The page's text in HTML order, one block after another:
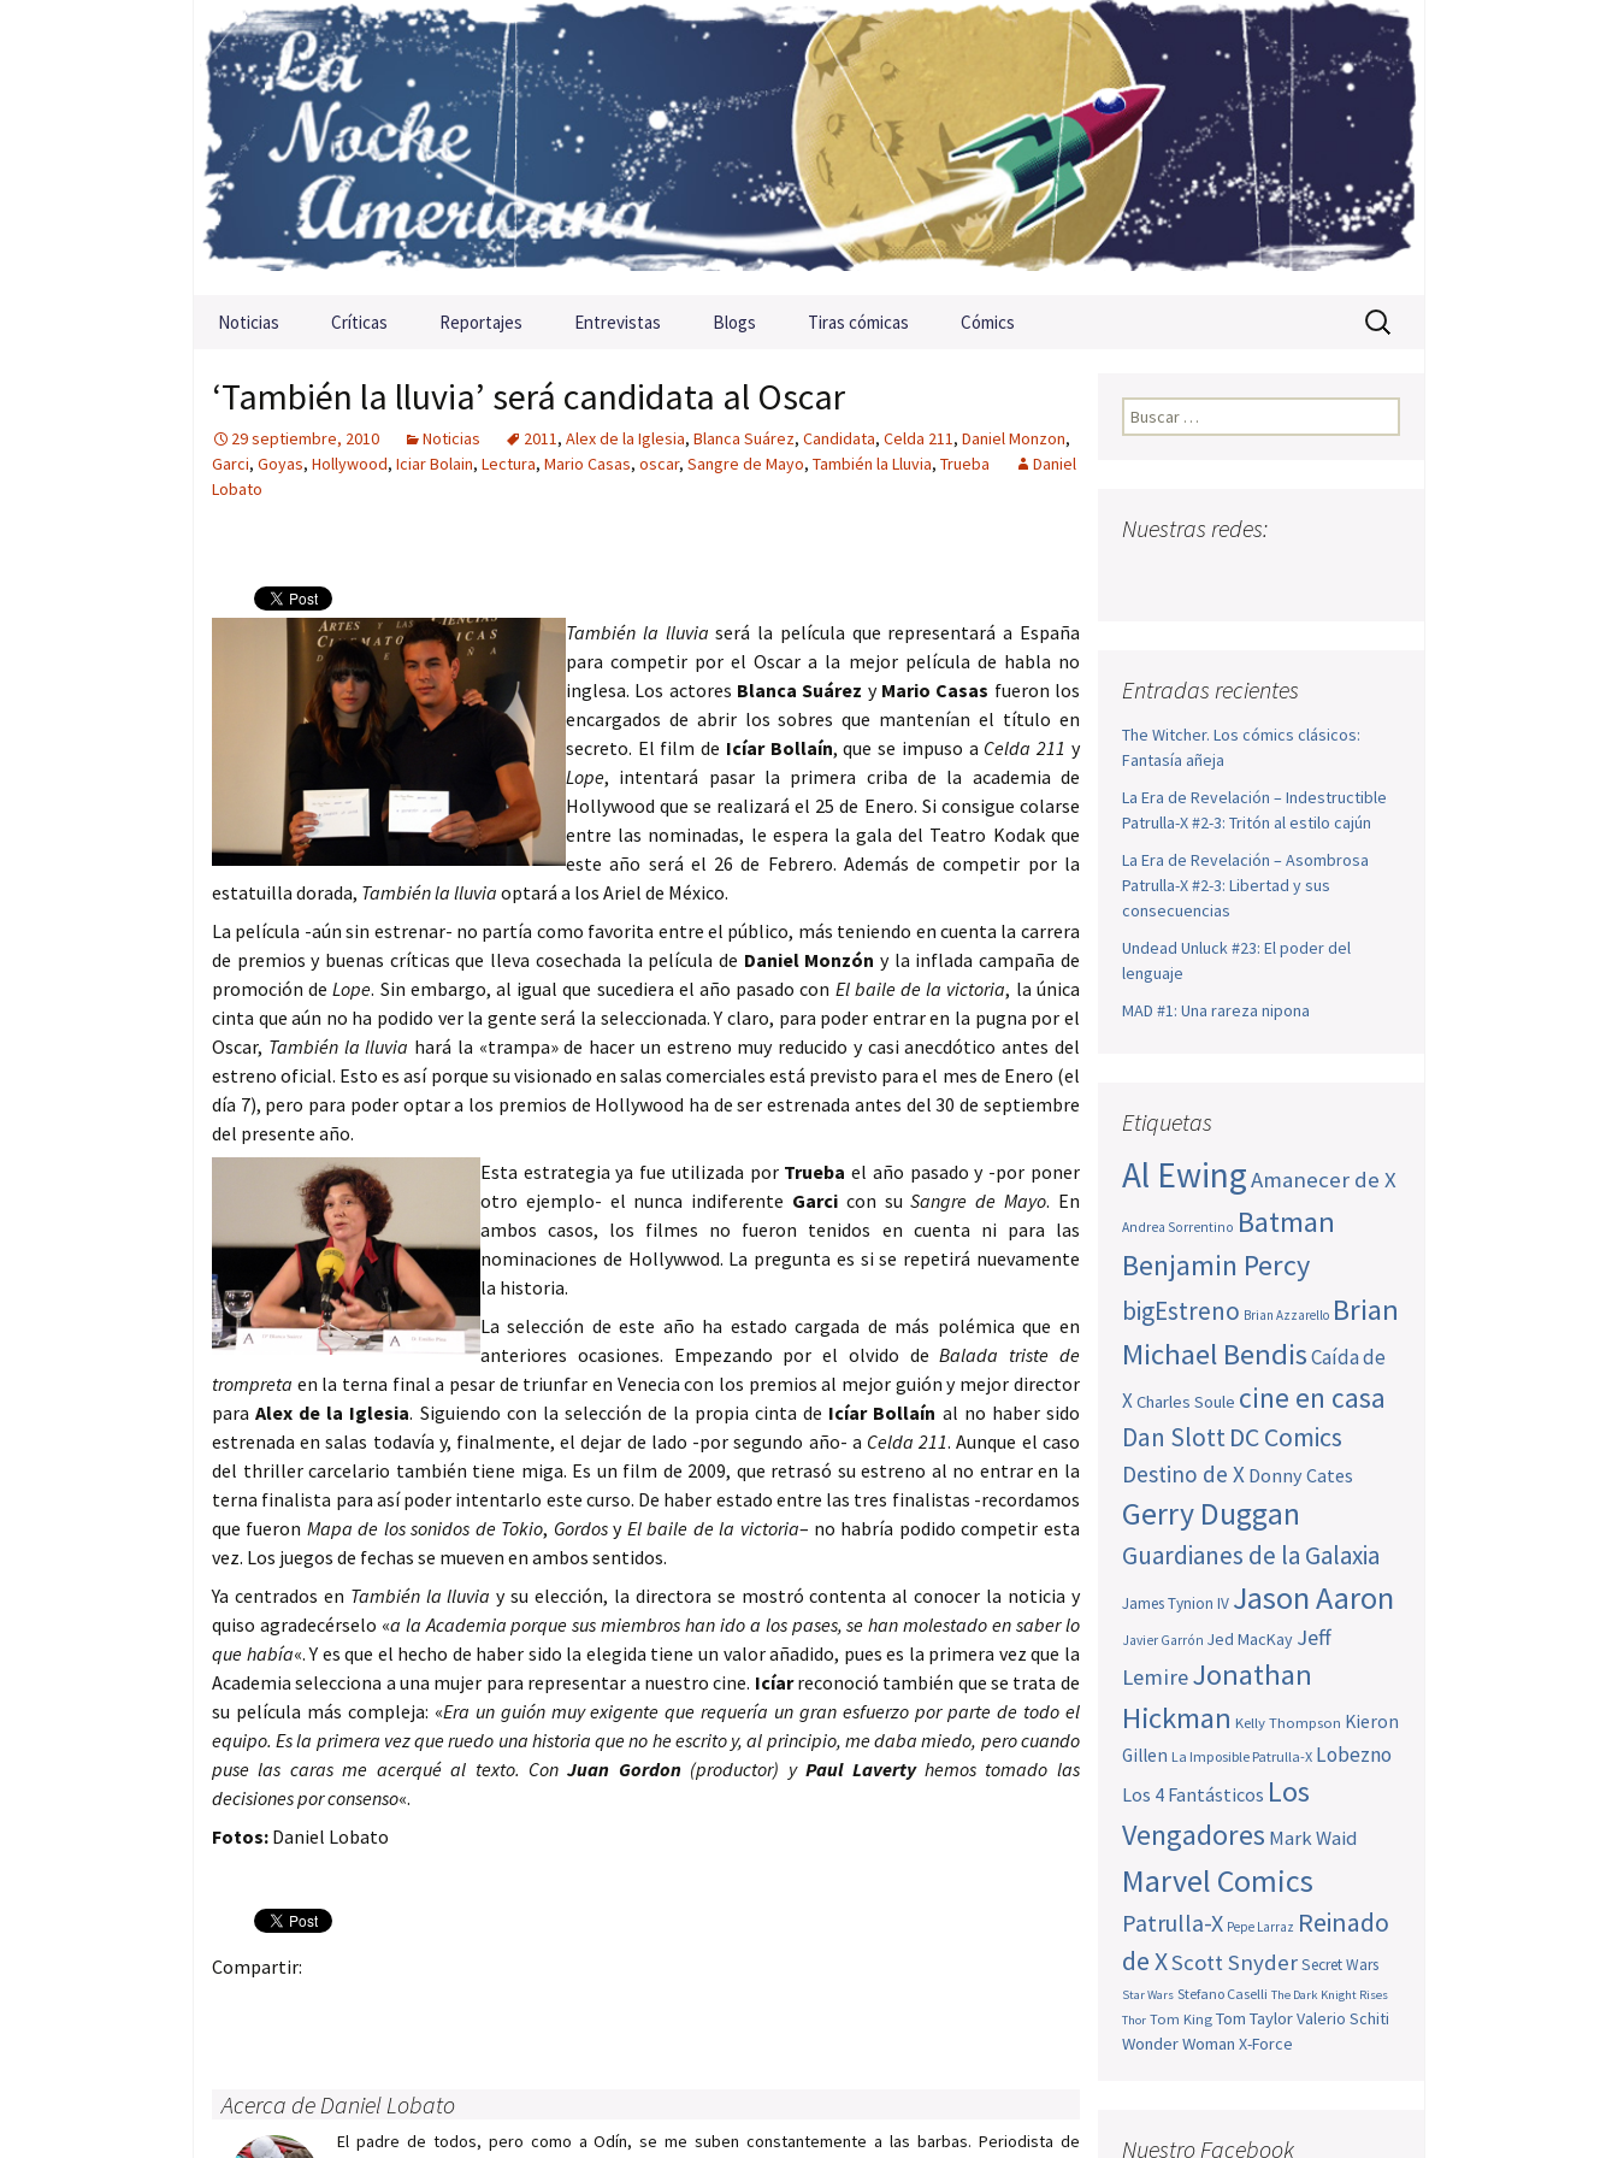
Saltar al contenido
Noticias Críticas Reportajes Entrevistas Blogs Tiras cómicas Cómics Buscar:
‘También la lluvia’ será candidata al Oscar
29 septiembre, 2010 Noticias 2011, Alex de la Iglesia, Blanca Suárez, Candidata, Celda 211, Daniel Monzon,
Garci, Goyas, Hollywood, Iciar Bolain, Lectura, Mario Casas, oscar, Sangre de Mayo, También la Lluvia, Trueba
Daniel
Lobato
También la lluvia será la película que representará a España
para competir por el Oscar a la mejor película de habla no
inglesa. Los actores Blanca Suárez y Mario Casas fueron los
encargados de abrir los sobres que mantenían el título en
secreto. El film de Icíar Bollaín, que se impuso a Celda 211 y
Lope, intentará pasar la primera criba de la academia de
Hollywood que se realizará el 25 de Enero. Si consigue colarse
entre las nominadas, le espera la gala del Teatro Kodak que
este año será el 26 de Febrero. Además de competir por la
estatuilla dorada, También la lluvia optará a los Ariel de México.
La película -aún sin estrenar- no partía como favorita entre el público, más teniendo en cuenta la carrera
de premios y buenas críticas que lleva cosechada la película de Daniel Monzón y la inflada campaña de
promoción deLope. Sin embargo, al igual que sucediera el año pasado con El baile de la victoria, la única
cinta que aún no ha podido ver la gente será la seleccionada. Y claro, para poder entrar en la pugna por el
Oscar, También la lluvia hará la «trampa» de hacer un estreno muy reducido y casi anecdótico antes del
estreno oficial. Esto es así porque su visionado en salas comerciales está previsto para el mes de Enero (el
día 7), pero para poder optar a los premios de Hollywood ha de ser estrenada antes del 30 de septiembre
del presente año.
Esta estrategia ya fue utilizada por Trueba el año pasado y -por poner
otro ejemplo- el nunca indiferente Garci con suSangre de Mayo. En
ambos casos, los filmes no fueron tenidos en cuenta ni para las
nominaciones de Hollywwod. La pregunta es si se repetirá nuevamente
la historia.
La selección de este año ha estado cargada de más polémica que en
anteriores ocasiones. Empezando por el olvido deBalada triste de
trompreta en la terna final a pesar de triunfar en Venecia con los premios al mejor guión y mejor director
paraAlex de la Iglesia. Siguiendo con la selección de la propia cinta de Icíar Bollaín al no haber sido
estrenada en salas todavía y, finalmente, el dejar de lado -por segundo año- a Celda 211. Aunque el caso
del thriller carcelario también tiene miga. Es un film de 2009, que retrasó su estreno al no entrar en la
terna finalista para así poder intentarlo este curso. De haber estado entre las tres finalistas -recordamos
que fueron Mapa de los sonidos de Tokio, Gordosy El baile de la victoria– no habría podido competir esta
vez. Los juegos de fechas se mueven en ambos sentidos.
Ya centrados en También la lluvia y su elección, la directora se mostró contenta al conocer la noticia y
quiso agradecérselo «a la Academia porque sus miembros han ido a los pases, se han molestado en saber lo
que había«. Y es que el hecho de haber sido la elegida tiene un valor añadido, pues es la primera vez que la
Academia selecciona a una mujer para representar a nuestro cine. Icíarreconoció también que se trata de
su película más compleja: «Era un guión muy exigente que requería un gran esfuerzo por parte de todo el
equipo. Es la primera vez que ruedo una historia que no he escrito y, al principio, me daba miedo, pero cuando
puse las caras me acerqué al texto. ConJuan Gordon(productor) yPaul Lavertyhemos tomado las
decisiones por consenso«.
Fotos: Daniel Lobato
Compartir:
Acerca de Daniel Lobato
El padre de todos, pero como a Odín, se me suben constantemente a las barbas. Periodista de
Buscar:
Nuestras redes:
Entradas recientes
The Witcher. Los cómics clásicos:
Fantasía añeja
La Era de Revelación – Indestructible
Patrulla-X #2-3: Tritón al estilo cajún
La Era de Revelación – Asombrosa
Patrulla-X #2-3: Libertad y sus
consecuencias
Undead Unluck #23: El poder del
lenguaje
MAD #1: Una rareza nipona
Etiquetas
Al EwingAmanecer de X
Andrea Sorrentino Batman
Benjamin Percy
bigEstreno Brian Azzarello Brian
Michael BendisCaída de
XCharles Soule cine en casa
Dan SlottDC Comics
Destino de X Donny Cates
Gerry Duggan
Guardianes de la Galaxia
James Tynion IV Jason Aaron
Javier Garrón Jed MacKay Jeff
LemireJonathan
Hickman Kelly Thompson Kieron
Gillen La Imposible Patrulla-X Lobezno
Los 4 Fantásticos Los
Vengadores Mark Waid
Marvel Comics
Patrulla-X Pepe Larraz Reinado
de XScott SnyderSecret Wars
Star Wars Stefano Caselli The Dark Knight Rises
Thor Tom King Tom TaylorValerio Schiti
Wonder Woman X-Force
Nuestro Facebook